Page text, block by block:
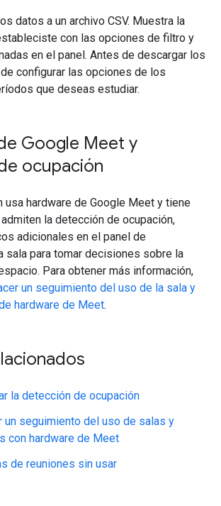
datos a un archivo CSV. Muestra la
con las opciones de filtro y
en el panel. Antes de descargar los
configurar las opciones de los
que deseas estudiar.
Google Meet y
ocupación
usa hardware de Google Meet y tiene
la detección de ocupación,
adicionales en el panel de
sala para tomar decisiones sobre la
Para obtener más información,
un seguimiento del uso de la sala y
hardware de Meet.
la detección de ocupación
un seguimiento del uso de salas y
con hardware de Meet
de reuniones sin usar